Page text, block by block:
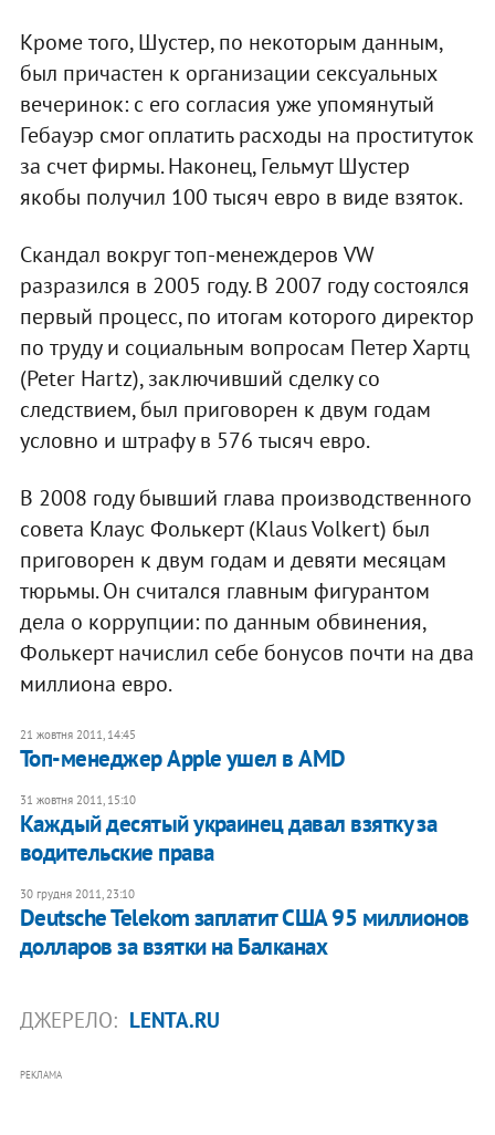
Кроме того, Шустер, по некоторым данным,
был причастен к организации сексуальных
вечеринок: с его согласия уже упомянутый
Гебауэр смог оплатить расходы на проституток
за счет фирмы. Наконец, Гельмут Шустер
якобы получил 100 тысяч евро в виде взяток.
Скандал вокруг топ-менеждеров VW
разразился в 2005 году. В 2007 году состоялся
первый процесс, по итогам которого директор
по труду и социальным вопросам Петер Хартц
(Peter Hartz), заключивший сделку со
следствием, был приговорен к двум годам
условно и штрафу в 576 тысяч евро.
В 2008 году бывший глава производственного
совета Клаус Фолькерт (Klaus Volkert) был
приговорен к двум годам и девяти месяцам
тюрьмы. Он считался главным фигурантом
дела о коррупции: по данным обвинения,
Фолькерт начислил себе бонусов почти на два
миллиона евро.
21 жовтня 2011, 14:45
Топ-менеджер Apple ушел в AMD
31 жовтня 2011, 15:10
Каждый десятый украинец давал взятку за
водительские права
30 грудня 2011, 23:10
Deutsche Telekom заплатит США 95 миллионов
долларов за взятки на Балканах
ДЖЕРЕЛО: LENTA.RU
РЕКЛАМА